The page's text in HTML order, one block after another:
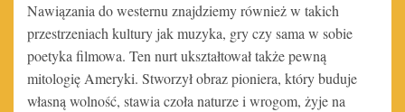
Nawiązania do westernu znajdziemy również w takich
przestrzeniach kultury jak muzyka, gry czy sama w sobie
poetyka filmowa. Ten nurt ukształtował także pewną
mitologię Ameryki. Stworzył obraz pioniera, który buduje
własną wolność, stawia czoła naturze i wrogom, żyje na